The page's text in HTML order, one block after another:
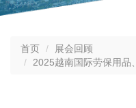
首页
展会回顾
2025越南国际劳保用品